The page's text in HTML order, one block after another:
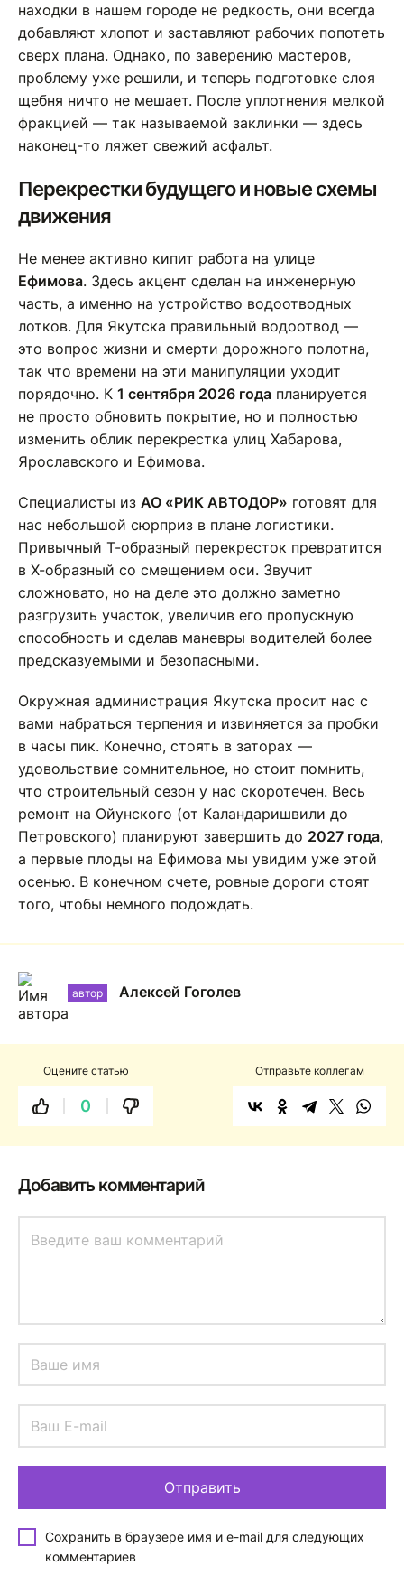
находки в нашем городе не редкость, они всегда
добавляют хлопот и заставляют рабочих попотеть
сверх плана. Однако, по заверению мастеров,
проблему уже решили, и теперь подготовке слоя
щебня ничто не мешает. После уплотнения мелкой
фракцией — так называемой заклинки — здесь
наконец-то ляжет свежий асфальт.
Перекрестки будущего и новые схемы
движения
Не менее активно кипит работа на улице
Ефимова. Здесь акцент сделан на инженерную
часть, а именно на устройство водоотводных
лотков. Для Якутска правильный водоотвод —
это вопрос жизни и смерти дорожного полотна,
так что времени на эти манипуляции уходит
порядочно. К 1 сентября 2026 года планируется
не просто обновить покрытие, но и полностью
изменить облик перекрестка улиц Хабарова,
Ярославского и Ефимова.
Специалисты из АО «РИК АВТОДОР» готовят для
нас небольшой сюрприз в плане логистики.
Привычный Т-образный перекресток превратится
в Х-образный со смещением оси. Звучит
сложновато, но на деле это должно заметно
разгрузить участок, увеличив его пропускную
способность и сделав маневры водителей более
предсказуемыми и безопасными.
Окружная администрация Якутска просит нас с
вами набраться терпения и извиняется за пробки
в часы пик. Конечно, стоять в заторах —
удовольствие сомнительное, но стоит помнить,
что строительный сезон у нас скоротечен. Весь
ремонт на Ойунского (от Каландаришвили до
Петровского) планируют завершить до 2027 года,
а первые плоды на Ефимова мы увидим уже этой
осенью. В конечном счете, ровные дороги стоят
того, чтобы немного подождать.
автор Алексей Гоголев
Оцените статью
0
Отправьте коллегам
Добавить комментарий
Сохранить в браузере имя и e-mail для следующих
комментариев